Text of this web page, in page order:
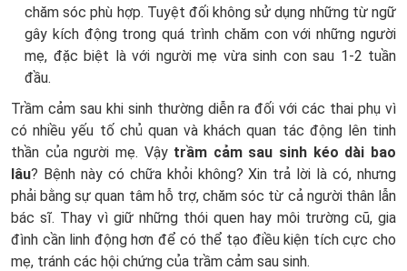
chăm sóc phù hợp. Tuyệt đối không sử dụng những từ ngữ
gây kích động trong quá trình chăm con với những người
mẹ, đặc biệt là với người mẹ vừa sinh con sau 1-2 tuần
đầu.
Trầm cảm sau khi sinh thường diễn ra đối với các thai phụ vì
có nhiều yếu tố chủ quan và khách quan tác động lên tinh
thần của người mẹ. Vậy trầm cảm sau sinh kéo dài bao
lâu? Bệnh này có chữa khỏi không? Xin trả lời là có, nhưng
phải bằng sự quan tâm hỗ trợ, chăm sóc từ cả người thân lẫn
bác sĩ. Thay vì giữ những thói quen hay môi trường cũ, gia
đình cần linh động hơn để có thể tạo điều kiện tích cực cho
mẹ, tránh các hội chứng của trầm cảm sau sinh.